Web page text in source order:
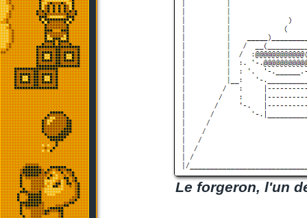
Le forgeron, l'un